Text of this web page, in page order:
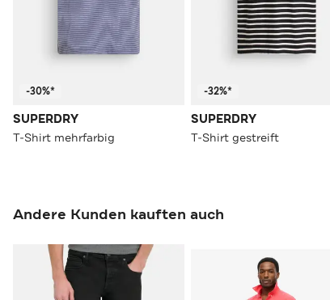
-30%*
SUPERDRY
T-Shirt mehrfarbig
-32%*
SUPERDRY
T-Shirt gestreift
Andere Kunden kauften auch